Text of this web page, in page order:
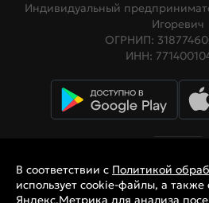
Индивидуальный
Игоревич
ОГРНИП:
ИНН:
Мы в
В соответствии с Политикой
использует cookie-файлы, а
Яндекс.Метрика для анализа